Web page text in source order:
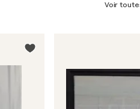
Voir